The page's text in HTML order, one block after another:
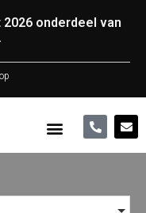
onderdeel van
.